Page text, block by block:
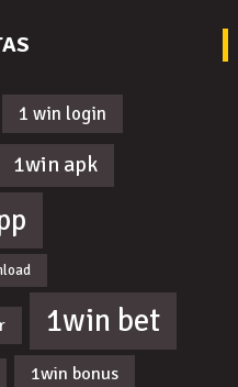
1 win login
1win apk
1win bet
1win bonus